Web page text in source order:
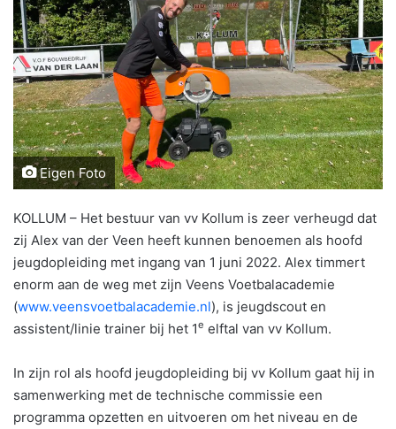
Eigen Foto
KOLLUM – Het bestuur van vv Kollum is zeer verheugd dat
zij Alex van der Veen heeft kunnen benoemen als hoofd
jeugdopleiding met ingang van 1 juni 2022. Alex timmert
enorm aan de weg met zijn Veens Voetbalacademie
(www.veensvoetbalacademie.nl), is jeugdscout en
assistent/linie trainer bij het 1e elftal van vv Kollum.
In zijn rol als hoofd jeugdopleiding bij vv Kollum gaat hij in
samenwerking met de technische commissie een
programma opzetten en uitvoeren om het niveau en de